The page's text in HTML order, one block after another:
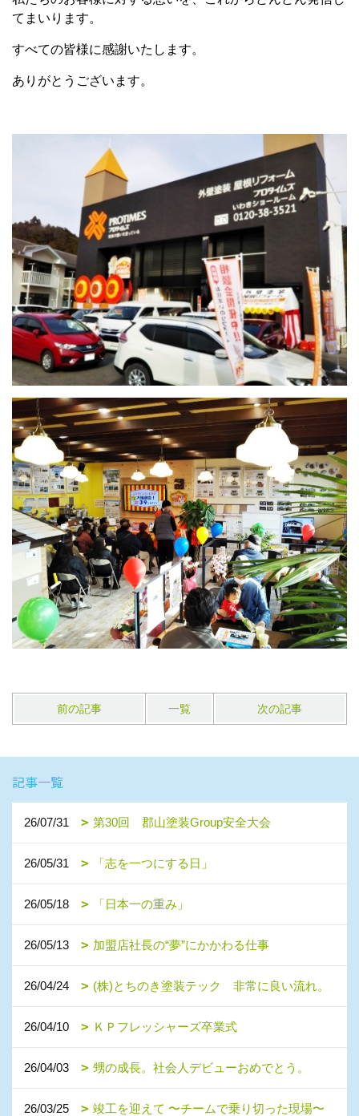
てまいります。
すべての皆様に感謝いたします。
ありがとうございます。
前の記事 一覧 次の記事
記事一覧
26/07/31 第30回 郡山塗装Group安全大会
26/05/31 「志を一つにする日」
26/05/18 「日本一の重み」
26/05/13 加盟店社長の“夢”にかかわる仕事
26/04/24 (株)とちのき塗装テック 非常に良い流れ。
26/04/10 ＫＰフレッシャーズ卒業式
26/04/03 甥の成長。社会人デビューおめでとう。
26/03/25 竣工を迎えて 〜チームで乗り切った現場〜